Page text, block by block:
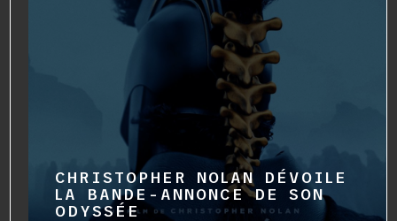
CHRISTOPHER NOLAN DÉVOILE
LA BANDE-ANNONCE DE SON
ODYSSÉE